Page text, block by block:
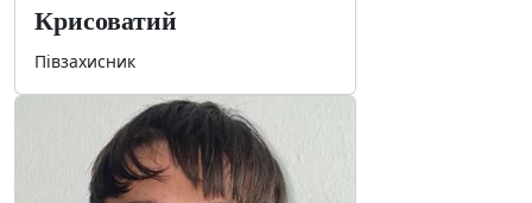
Крисоватий
Півзахисник